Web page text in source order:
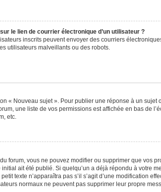
le lien de courrier électronique d’un utilisateur ?
inscrits peuvent envoyer des courriers
utilisateurs malveillants ou des robots.
« Nouveau sujet ». Pour publier une réponse à un
une liste de vos permissions est affichée en bas de
etc.
forum, vous ne pouvez modifier ou supprimer que vos
ait été publié. Si quelqu’un a déjà répondu à votre
texte n’apparaîtra pas s’il s’agit d’une modification
normaux ne peuvent pas supprimer leur propre